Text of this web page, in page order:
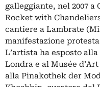
galleggiante, nel 2007 a
Rocket with
cantiere a Lambrate
manifestazione
L’artista ha esposto
Londra e al Musée
alla Pinakothek der